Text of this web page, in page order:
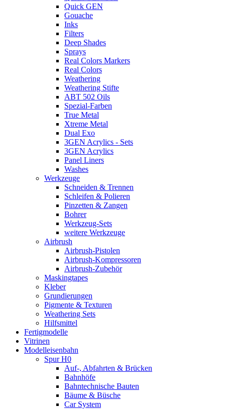
Quick GEN
Gouache
Inks
Filters
Deep Shades
Sprays
Real Colors Markers
Real Colors
Weathering
Weathering Stifte
ABT 502 Oils
Spezial-Farben
True Metal
Xtreme Metal
Dual Exo
3GEN Acrylics - Sets
3GEN Acrylics
Panel Liners
Washes
Werkzeuge
Schneiden & Trennen
Schleifen & Polieren
Pinzetten & Zangen
Bohrer
Werkzeug-Sets
weitere Werkzeuge
Airbrush
Airbrush-Pistolen
Airbrush-Kompressoren
Airbrush-Zubehör
Maskingtapes
Kleber
Grundierungen
Pigmente & Texturen
Weathering Sets
Hilfsmittel
Fertigmodelle
Vitrinen
Modelleisenbahn
Spur H0
Auf-, Abfahrten & Brücken
Bahnhöfe
Bahntechnische Bauten
Bäume & Büsche
Car System